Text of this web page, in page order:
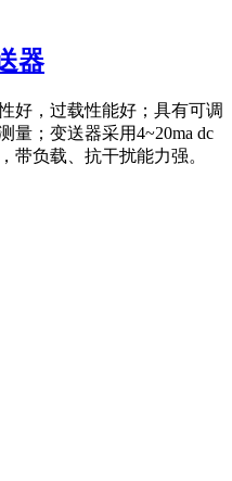
器
好，过载性能好；具有可调
量；变送器采用4~20ma dc
带负载、抗干扰能力强。